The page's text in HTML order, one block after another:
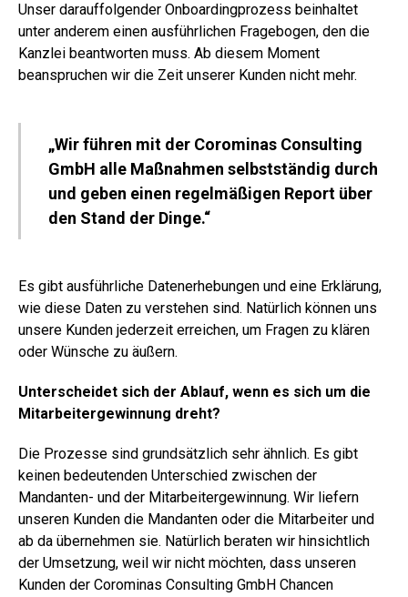
Unser darauffolgender Onboardingprozess beinhaltet
unter anderem einen ausführlichen Fragebogen, den die
Kanzlei beantworten muss. Ab diesem Moment
beanspruchen wir die Zeit unserer Kunden nicht mehr.
„Wir führen mit der Corominas Consulting
GmbH alle Maßnahmen selbstständig durch
und geben einen regelmäßigen Report über
den Stand der Dinge.“
Es gibt ausführliche Datenerhebungen und eine Erklärung,
wie diese Daten zu verstehen sind. Natürlich können uns
unsere Kunden jederzeit erreichen, um Fragen zu klären
oder Wünsche zu äußern.
Unterscheidet sich der Ablauf, wenn es sich um die
Mitarbeitergewinnung dreht?
Die Prozesse sind grundsätzlich sehr ähnlich. Es gibt
keinen bedeutenden Unterschied zwischen der
Mandanten- und der Mitarbeitergewinnung. Wir liefern
unseren Kunden die Mandanten oder die Mitarbeiter und
ab da übernehmen sie. Natürlich beraten wir hinsichtlich
der Umsetzung, weil wir nicht möchten, dass unseren
Kunden der Corominas Consulting GmbH Chancen